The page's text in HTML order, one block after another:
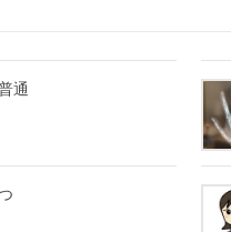
通